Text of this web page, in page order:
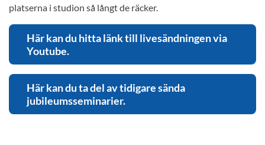
platserna i studion så långt de räcker.
Här kan du hitta länk till livesändningen via
Youtube.
Här kan du ta del av tidigare sända
jubileumsseminarier.